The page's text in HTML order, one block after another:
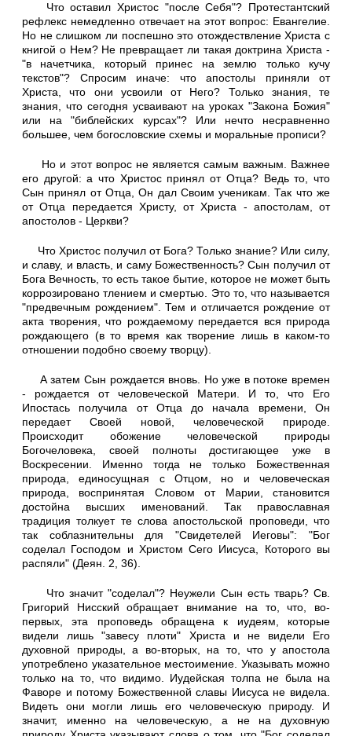
Что оставил Христос "после Себя"? Протестантский
рефлекс немедленно отвечает на этот вопрос: Евангелие.
Но не слишком ли поспешно это отождествление Христа с
книгой о Нем? Не превращает ли такая доктрина Христа -
"в начетчика, который принес на землю только кучу
текстов"? Спросим иначе: что апостолы приняли от
Христа, что они усвоили от Него? Только знания, те
знания, что сегодня усваивают на уроках "Закона Божия"
или на "библейских курсах"? Или нечто несравненно
большее, чем богословские схемы и моральные прописи?
Но и этот вопрос не является самым важным. Важнее
его другой: а что Христос принял от Отца? Ведь то, что
Сын принял от Отца, Он дал Своим ученикам. Так что же
от Отца передается Христу, от Христа - апостолам, от
апостолов - Церкви?
Что Христос получил от Бога? Только знание? Или силу,
и славу, и власть, и саму Божественность? Сын получил от
Бога Вечность, то есть такое бытие, которое не может быть
коррозировано тлением и смертью. Это то, что называется
"предвечным рождением". Тем и отличается рождение от
акта творения, что рождаемому передается вся природа
рождающего (в то время как творение лишь в каком-то
отношении подобно своему творцу).
А затем Сын рождается вновь. Но уже в потоке времен
- рождается от человеческой Матери. И то, что Его
Ипостась получила от Отца до начала времени, Он
передает Своей новой, человеческой природе.
Происходит обожение человеческой природы
Богочеловека, своей полноты достигающее уже в
Воскресении. Именно тогда не только Божественная
природа, единосущная с Отцом, но и человеческая
природа, воспринятая Словом от Марии, становится
достойна высших именований. Так православная
традиция толкует те слова апостольской проповеди, что
так соблазнительны для "Свидетелей Иеговы": "Бог
соделал Господом и Христом Сего Иисуса, Которого вы
распяли" (Деян. 2, 36).
Что значит "соделал"? Неужели Сын есть тварь? Св.
Григорий Нисский обращает внимание на то, что, во-
первых, эта проповедь обращена к иудеям, которые
видели лишь "завесу плоти" Христа и не видели Его
духовной природы, а во-вторых, на то, что у апостола
употреблено указательное местоимение. Указывать можно
только на то, что видимо. Иудейская толпа не была на
Фаворе и потому Божественной славы Иисуса не видела.
Видеть они могли лишь его человеческую природу. И
значит, именно на человеческую, а не на духовную